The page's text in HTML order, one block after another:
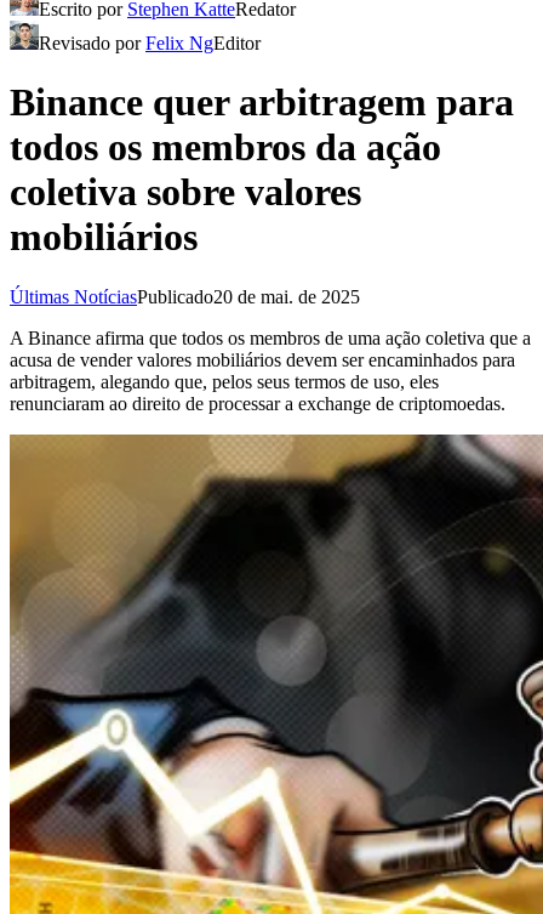
Escrito por Stephen KatteRedator
Revisado porFelix NgEditor
Binance quer arbitragem para
todos os membros da ação
coletiva sobre valores
mobiliários
Últimas NotíciasPublicado20 de mai. de 2025
A Binance afirma que todos os membros de uma ação coletiva que a
acusa de vender valores mobiliários devem ser encaminhados para
arbitragem, alegando que, pelos seus termos de uso, eles
renunciaram ao direito de processar a exchange de criptomoedas.